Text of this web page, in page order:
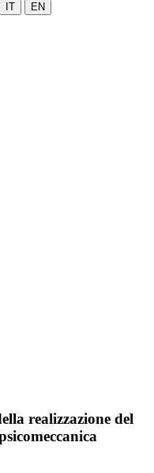
IT EN
realizzazione del